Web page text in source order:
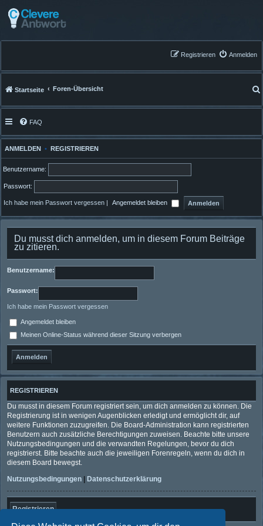
Anmelden
Registrieren
Startseite Foren-Übersicht
FAQ
ANMELDEN • REGISTRIEREN
Benutzername:
Passwort:
Ich habe mein Passwort vergessen | Angemeldet bleiben
Du musst dich anmelden, um in diesem Forum Beiträge
zu zitieren.
Benutzername:
Passwort:
Ich habe mein Passwort vergessen
Angemeldet bleiben
Meinen Online-Status während dieser Sitzung verbergen
REGISTRIEREN
Du musst in diesem Forum registriert sein, um dich anmelden zu können. Die
Registrierung ist in wenigen Augenblicken erledigt und ermöglicht dir, auf
weitere Funktionen zuzugreifen. Die Board-Administration kann registrierten
Benutzern auch zusätzliche Berechtigungen zuweisen. Beachte bitte unsere
Nutzungsbedingungen und die verwandten Regelungen, bevor du dich
registrierst. Bitte beachte auch die jeweiligen Forenregeln, wenn du dich in
diesem Board bewegst.
Nutzungsbedingungen
Datenschutzerklärung
Registrieren